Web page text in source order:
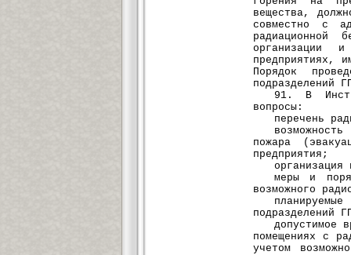
вещества,
совместно с
радиационной
организации
предприятиях,
Порядок
подразделений
91. В
вопросы:
перечень
пожара
предприятия;
организация
меры и
возможного
подразделений
допустимое
помещениях с
учетом